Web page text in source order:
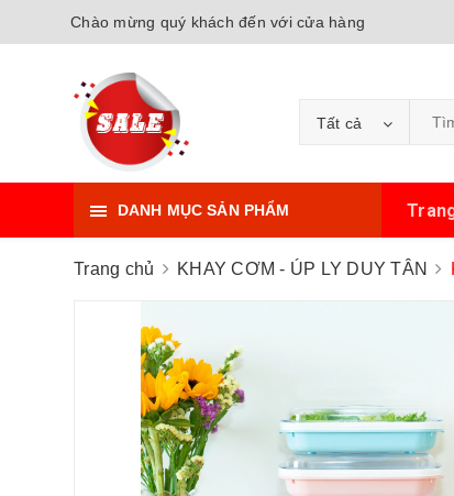
Chào mừng quý khách đến với cửa hàng
Tất cả
DANH MỤC SẢN PHẨM
Trang chủ KHAY CƠM - ÚP LY DUY TÂN